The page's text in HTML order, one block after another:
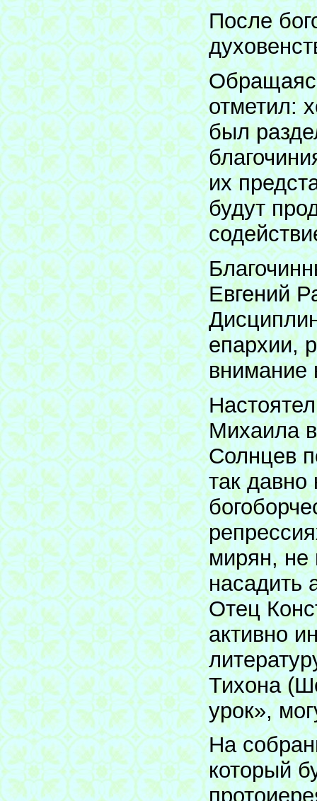
После
отметил:
был
их
будут
Евгений
епархии,
внимание
Михаила
Солнцев
так давно
мирян, не
насадить
Отец
активно
Тихона
урок»,
На
который